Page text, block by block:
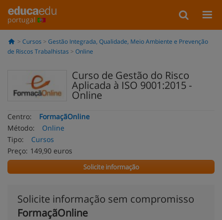
portugal
Cursos
Gestão Integrada, Qualidade, Meio Ambiente e Prevenção
de Riscos Trabalhistas
Online
Curso de Gestão do Risco
Aplicada à ISO 9001:2015 -
Online
Centro:
FormaçãOnline
Método:
Online
Tipo:
Cursos
Preço: 149,90 euros
Solicite informação
Solicite informação sem compromisso
FormaçãOnline